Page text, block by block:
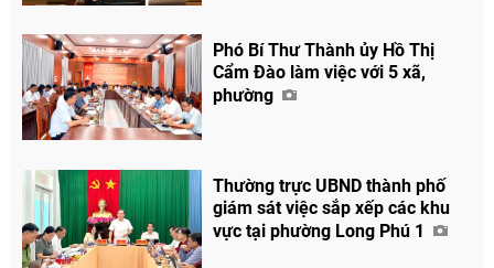
Phó Bí Thư Thành ủy Hồ Thị
Cẩm Đào làm việc với 5 xã,
phường
Thường trực UBND thành phố
giám sát việc sắp xếp các khu
vực tại phường Long Phú 1